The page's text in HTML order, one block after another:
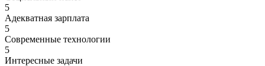
5
Адекватная зарплата
5
Современные технологии
5
Интересные задачи